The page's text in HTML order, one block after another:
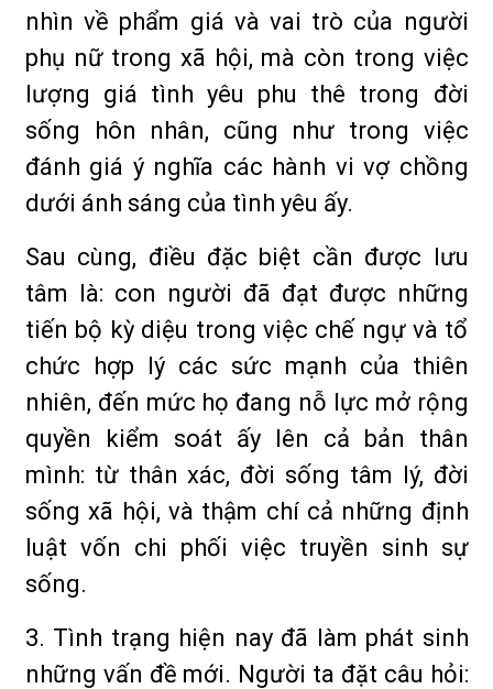
nhìn về phẩm giá và vai trò của người
phụ nữ trong xã hội, mà còn trong việc
lượng giá tình yêu phu thê trong đời
sống hôn nhân, cũng như trong việc
đánh giá ý nghĩa các hành vi vợ chồng
dưới ánh sáng của tình yêu ấy.
Sau cùng, điều đặc biệt cần được lưu
tâm là: con người đã đạt được những
tiến bộ kỳ diệu trong việc chế ngự và tổ
chức hợp lý các sức mạnh của thiên
nhiên, đến mức họ đang nỗ lực mở rộng
quyền kiểm soát ấy lên cả bản thân
mình: từ thân xác, đời sống tâm lý, đời
sống xã hội, và thậm chí cả những định
luật vốn chi phối việc truyền sinh sự
sống.
3. Tình trạng hiện nay đã làm phát sinh
những vấn đề mới. Người ta đặt câu hỏi: